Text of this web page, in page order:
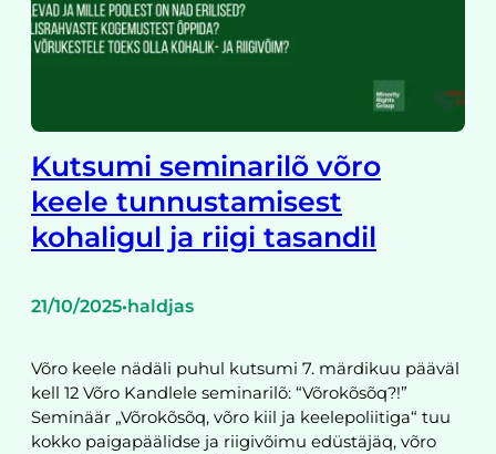
Kutsumi seminarilõ võro
keele tunnustamisest
kohaligul ja riigi tasandil
21/10/2025•haldjas
Võro keele nädäli puhul kutsumi 7. märdikuu pääväl
kell 12 Võro Kandlele seminarilõ: “Võrokõsõq?!”
Seminäär „Võrokõsõq, võro kiil ja keelepoliitiga“ tuu
kokko paigapäälidse ja riigivõimu edüstäjäq, võro